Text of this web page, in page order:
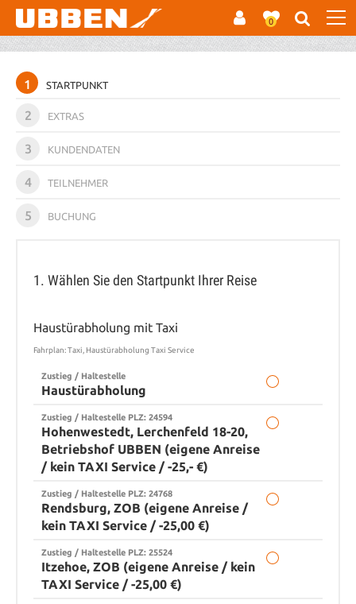
0
1 STARTPUNKT
2 EXTRAS
3 KUNDENDATEN
4 TEILNEHMER
5 BUCHUNG
1. Wählen Sie den Startpunkt Ihrer Reise
Haustürabholung mit Taxi
Fahrplan: Taxi, Haustürabholung Taxi Service
Zustieg / Haltestelle
Haustürabholung
Zustieg / Haltestelle PLZ: 24594
Hohenwestedt, Lerchenfeld 18-20,
Betriebshof UBBEN (eigene Anreise
/ kein TAXI Service / -25,- €)
Zustieg / Haltestelle PLZ: 24768
Rendsburg, ZOB (eigene Anreise /
kein TAXI Service / -25,00 €)
Zustieg / Haltestelle PLZ: 25524
Itzehoe, ZOB (eigene Anreise / kein
TAXI Service / -25,00 €)